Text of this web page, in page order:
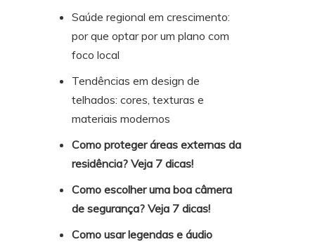
Saúde regional em crescimento:
por que optar por um plano com
foco local
Tendências em design de
telhados: cores, texturas e
materiais modernos
Como proteger áreas externas da
residência? Veja 7 dicas!
Como escolher uma boa câmera
de segurança? Veja 7 dicas!
Como usar legendas e áudio